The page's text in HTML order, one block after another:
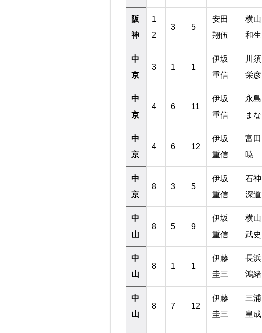
阪
神
1
2
3 5
安田
翔伍
横山
和生
中
京
3 1 1
伊坂
重信
川須
栄彦
中
京
4 6 11
伊坂
重信
永島
まな
中
京
4 6 12
伊坂
重信
富田
暁
中
京
8 3 5
伊坂
重信
石神
深道
中
山
8 5 9
伊坂
重信
横山
武史
中
山
8 1 1
伊藤
圭三
長浜
鴻緒
中
山
8 7 12
伊藤
圭三
三浦
皇成